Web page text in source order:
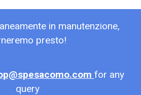
in manutenzione,
presto!
for any
query